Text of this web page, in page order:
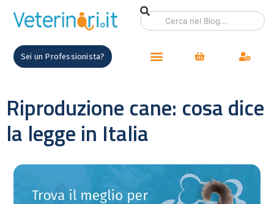
Sei un Professionista?
Riproduzione cane: cosa dice
la legge in Italia